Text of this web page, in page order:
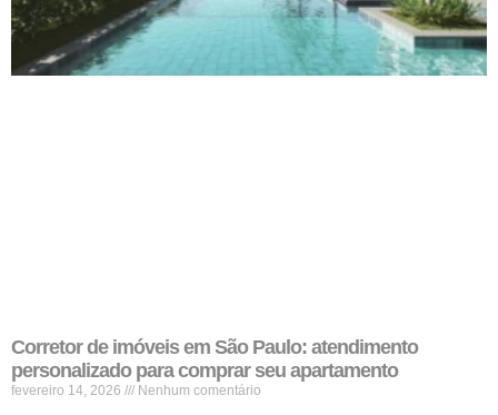
Corretor de imóveis em São Paulo: atendimento
personalizado para comprar seu apartamento
fevereiro 14, 2026 Nenhum comentário